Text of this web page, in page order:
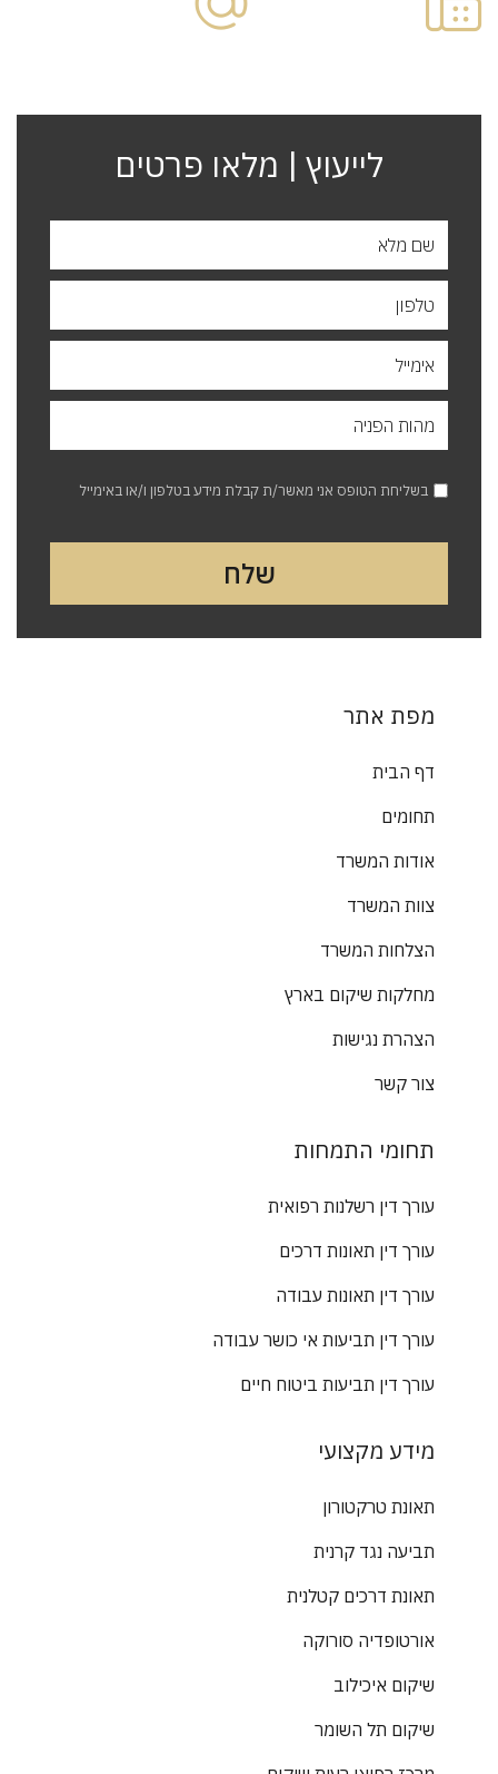
לייעוץ | מלאו פרטים
בשליחת הטופס אני מאשר/ת קבלת מידע בטלפון ו/או באימייל
מפת אתר
דף הבית
תחומים
אודות המשרד
צוות המשרד
הצלחות המשרד
מחלקות שיקום בארץ
הצהרת נגישות
צור קשר
תחומי התמחות
עורך דין רשלנות רפואית
עורך דין תאונות דרכים
עורך דין תאונות עבודה
עורך דין תביעות אי כושר עבודה
עורך דין תביעות ביטוח חיים
מידע מקצועי
תאונת טרקטורון
תביעה נגד קרנית
תאונת דרכים קטלנית
אורטופדיה סורוקה
שיקום איכילוב
שיקום תל השומר